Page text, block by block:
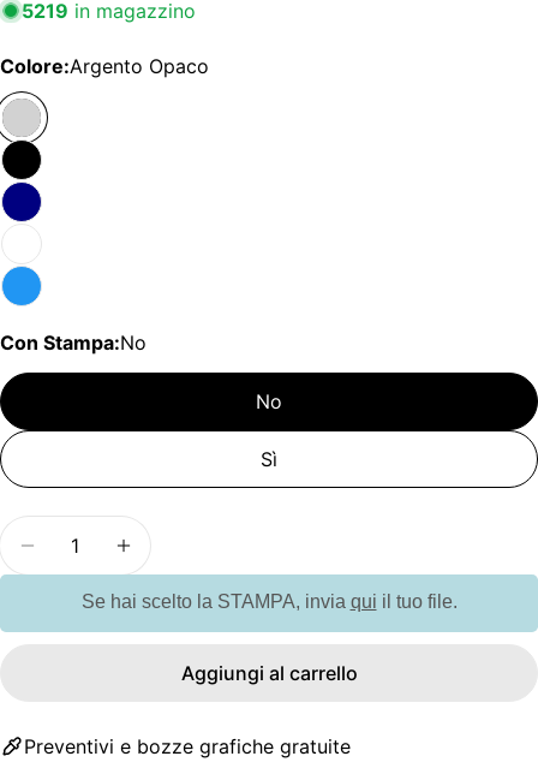
5219 in magazzino
Colore:Argento Opaco
Con Stampa:No
No
Sì
Diminuisci la quantità per GO6372 Thermos
Aumenta la quantità per GO6372
Se hai scelto la STAMPA, invia qui il tuo file.
Aggiungi al carrello
Preventivi e bozze grafiche gratuite